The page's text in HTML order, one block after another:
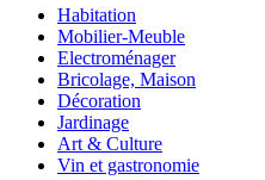
Habitation
Mobilier-Meuble
Electroménager
Bricolage, Maison
Décoration
Jardinage
Art & Culture
Vin et gastronomie